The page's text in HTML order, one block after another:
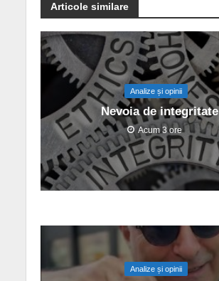
Articole similare
Analize și opinii
Nevoia de integritate
Acum 3 ore
Analize și opinii